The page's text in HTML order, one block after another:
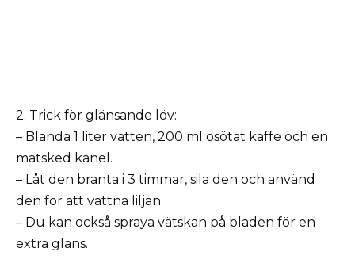
2. Trick för glänsande löv:
– Blanda 1 liter vatten, 200 ml osötat kaffe och en
matsked kanel.
– Låt den branta i 3 timmar, sila den och använd
den för att vattna liljan.
– Du kan också spraya vätskan på bladen för en
extra glans.